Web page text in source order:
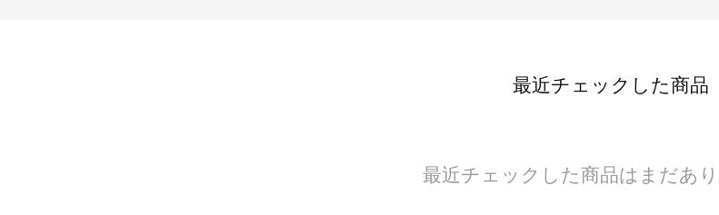
最近チェックした商品
最近チェックした商品はまだあり